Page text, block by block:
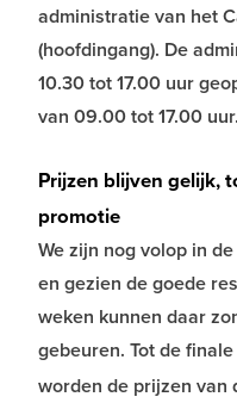
administratie van het
(hoofdingang). De
10.30 tot 17.00 uur
van 09.00 tot 17.00 uur.
Prijzen blijven gelijk,
promotie
We zijn nog volop in
en gezien de goede
weken kunnen daar
gebeuren. Tot de
worden de prijzen van